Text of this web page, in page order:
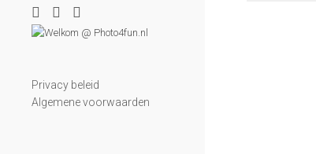
Privacy beleid
Algemene voorwaarden